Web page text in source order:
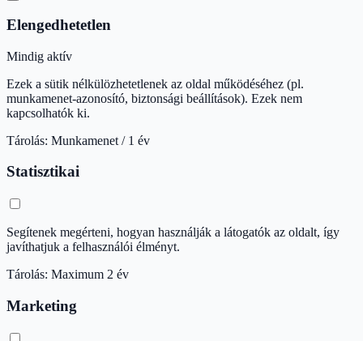
Elengedhetetlen
Mindig aktív
Ezek a sütik nélkülözhetetlenek az oldal működéséhez (pl.
munkamenet-azonosító, biztonsági beállítások). Ezek nem
kapcsolhatók ki.
Tárolás: Munkamenet / 1 év
Statisztikai
Segítenek megérteni, hogyan használják a látogatók az oldalt, így
javíthatjuk a felhasználói élményt.
Tárolás: Maximum 2 év
Marketing